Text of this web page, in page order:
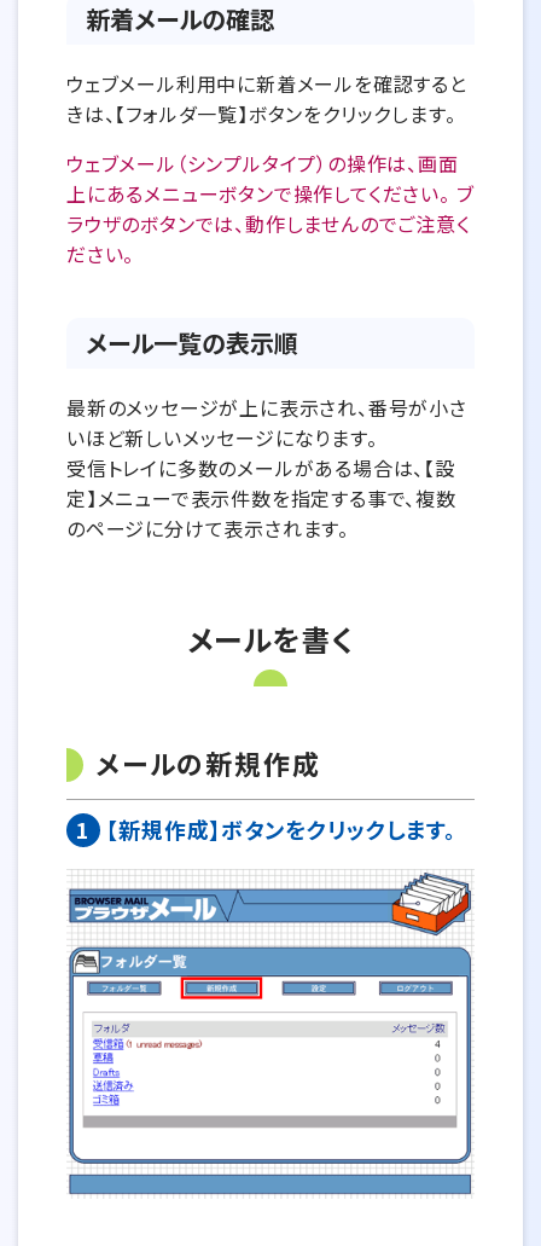
新着メールの確認
ウェブメール利用中に新着メールを確認すると
きは、【フォルダ一覧】ボタンをクリックします。
ウェブメール（シンプルタイプ）の操作は、画面
上にあるメニューボタンで操作してください。 ブ
ラウザのボタンでは、動作しませんのでご注意く
ださい。
メール一覧の表示順
最新のメッセージが上に表示され、番号が小さ
いほど新しいメッセージになります。
受信トレイに多数のメールがある場合は、【設
定】メニューで表示件数を指定する事で、複数
のページに分けて表示されます。
メールを書く
メールの新規作成
1 【新規作成】ボタンをクリックします。